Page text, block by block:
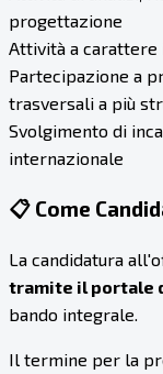
progettazione
Attività a carattere
Partecipazione a
trasversali a più
Svolgimento di
internazionale
📋 Come
La candidatura
tramite il portale
bando integrale.
Il termine per la